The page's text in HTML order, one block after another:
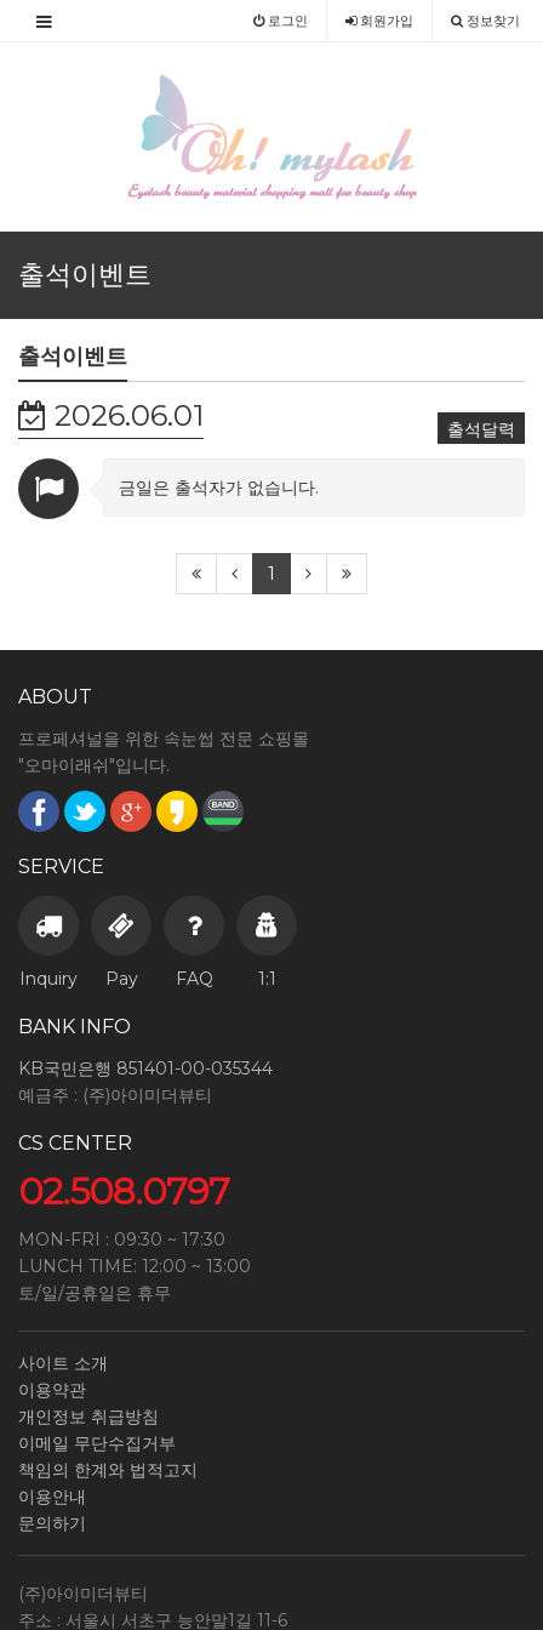
로그인 회원가입 정보찾기
출석이벤트
출석이벤트
2026.06.01 출석달력
금일은 출석자가 없습니다.
1
ABOUT
프로페셔널을 위한 속눈썹 전문 쇼핑몰
"오마이래쉬"입니다.
SERVICE
Inquiry Pay FAQ 1:1
BANK INFO
KB국민은행 851401-00-035344
예금주 : (주)아이미더뷰티
CS CENTER
02.508.0797
MON-FRI : 09:30 ~ 17:30
LUNCH TIME: 12:00 ~ 13:00
토/일/공휴일은 휴무
사이트 소개
이용약관
개인정보 취급방침
이메일 무단수집거부
책임의 한계와 법적고지
이용안내
문의하기
(주)아이미더뷰티
주소 : 서울시 서초구 능안말1길 11-6